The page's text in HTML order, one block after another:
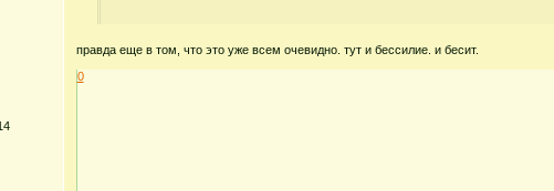
правда еще в том, что это уже всем очевидно. тут и бессилие. и бесит.
0